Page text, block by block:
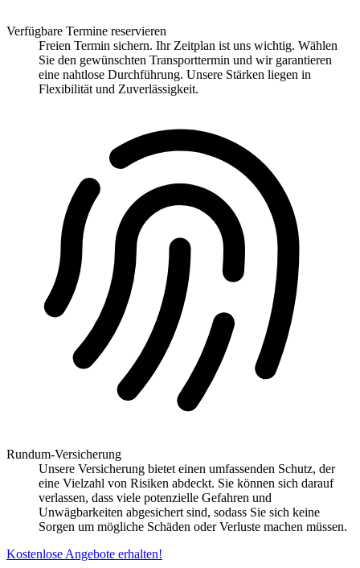
Verfügbare Termine reservieren
Freien Termin sichern. Ihr Zeitplan ist uns wichtig. Wählen
Sie den gewünschten Transporttermin und wir garantieren
eine nahtlose Durchführung. Unsere Stärken liegen in
Flexibilität und Zuverlässigkeit.
Rundum-Versicherung
Unsere Versicherung bietet einen umfassenden Schutz, der
eine Vielzahl von Risiken abdeckt. Sie können sich darauf
verlassen, dass viele potenzielle Gefahren und
Unwägbarkeiten abgesichert sind, sodass Sie sich keine
Sorgen um mögliche Schäden oder Verluste machen müssen.
Kostenlose Angebote erhalten!